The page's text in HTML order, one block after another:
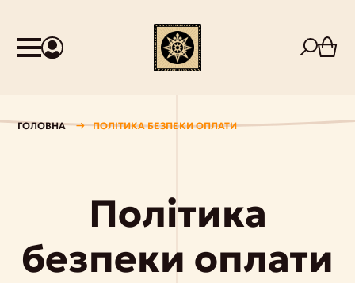
ГОЛОВНА ПОЛІТИКА БЕЗПЕКИ ОПЛАТИ
Політика
безпеки оплати